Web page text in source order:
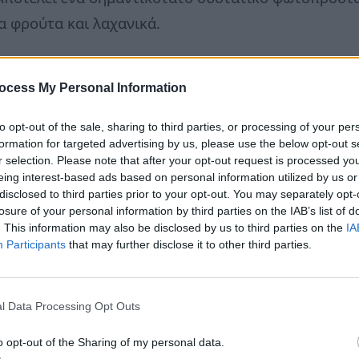
My Personal Information
opt-out of the sale, sharing to third parties, or processing of your
for targeted advertising by us, please use the below opt-out
selection. Please note that after your opt-out request is processed
interest-based ads based on personal information utilized by us
to third parties prior to your opt-out. You may separately
of your personal information by third parties on the IAB’s list of
This information may also be disclosed by us to third parties on the
Participants that may further disclose it to other third parties.
Data Processing Opt Outs
opt-out of the Sharing of my personal data.
φρούτα και λαχανικά.
καθαρό νερό ημερησίως βοηθούν στην
βοηθούν τα κύτταρα να κινούν τα
που σχηματίζονται. Τέλος, η καλύτερη
δερματικούς πόρους.
μια σημαντικότατη πρωτεΐνη του ανθρώπινου
το βασικότερο συστατικό του συνδετικού μας
από συνδετικό ιστό, τότε
κολλαγόνου που παράγει ο οργανισμός
σε όλους μας ρυτίδες.
το δέρμα σας από τη γήρανση, καταρχήν
φρούτα και λαχανικά, με έμφαση στην κίτρινη